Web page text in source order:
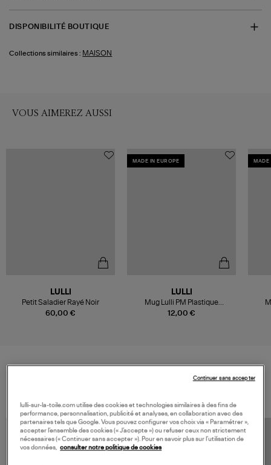
DISPONIBILITÉ BOUTIQUE
Collections similaires : MAISON
VOUS AIMEREZ AUSSI
60,00 €
LULLI
Petit Saladier Rayé Noir
MADE IN EUROPE
12,00 €
LULLI
Mug Lulli PM Plastique
Couvercle Noir 250ML
MADE
lulli-sur-la-toile.com utilise des cookies et technologies similaires à des fins de
performance, personnalisation, publicité et analyses, en collaboration avec des
partenaires tels que Google. Vous pouvez configurer vos choix via « Paramétrer »,
accepter l’ensemble des cookies (« J’accepte ») ou refuser ceux non strictement
nécessaires (« Continuer sans accepter »). Pour en savoir plus sur l’utilisation de
vos données,
consulter notre politique de cookies
Continuer sans accepter